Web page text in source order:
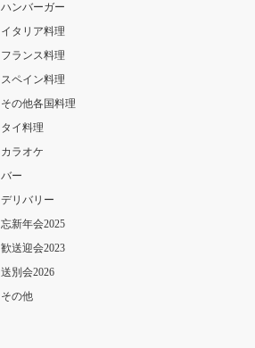
ハンバーガー
イタリア料理
フランス料理
スペイン料理
その他各国料理
タイ料理
カラオケ
バー
デリバリー
忘新年会2025
歓送迎会2023
送別会2026
その他